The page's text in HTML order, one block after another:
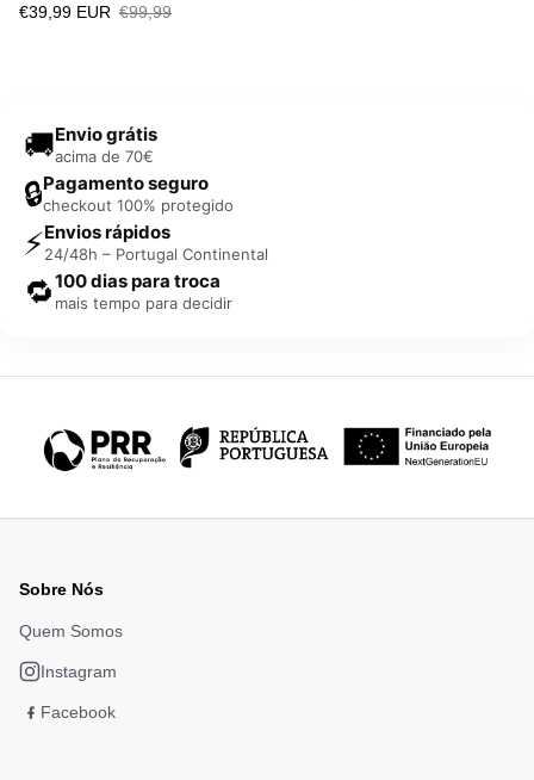
€39,99 EUR €99,99
🚚Envio grátis
acima de 70€
🔒Pagamento seguro
checkout 100% protegido
⚡Envios rápidos
24/48h – Portugal Continental
🔁100 dias para troca
mais tempo para decidir
Sobre Nós
Quem Somos
Instagram
Facebook